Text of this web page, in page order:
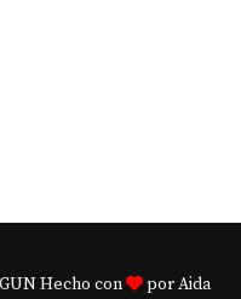
Hecho con por Aida